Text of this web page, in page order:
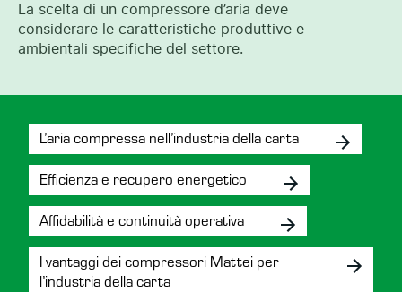
La scelta di un compressore d’aria deve
considerare le caratteristiche produttive e
ambientali specifiche del settore.
L’aria compressa nell’industria della carta
Efficienza e recupero energetico
Affidabilità e continuità operativa
I vantaggi dei compressori Mattei per
l’industria della carta